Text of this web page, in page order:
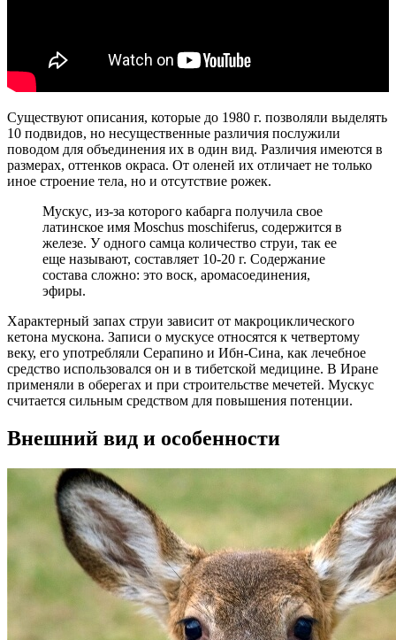
Существуют описания, которые до 1980 г. позволяли выделять
10 подвидов, но несущественные различия послужили
поводом для объединения их в один вид. Различия имеются в
размерах, оттенков окраса. От оленей их отличает не только
иное строение тела, но и отсутствие рожек.
Мускус, из-за которого кабарга получила свое
латинское имя Moschus moschiferus, содержится в
железе. У одного самца количество струи, так ее
еще называют, составляет 10-20 г. Содержание
состава сложно: это воск, аромасоединения,
эфиры.
Характерный запах струи зависит от макроциклического
кетона мускона. Записи о мускусе относятся к четвертому
веку, его употребляли Серапино и Ибн-Сина, как лечебное
средство использовался он и в тибетской медицине. В Иране
применяли в оберегах и при строительстве мечетей. Мускус
считается сильным средством для повышения потенции.
Внешний вид и особенности